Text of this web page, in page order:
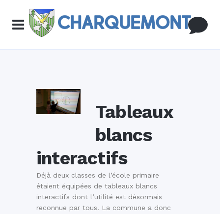
Tableaux
blancs
interactifs
Déjà deux classes de l’école primaire
étaient équipées de tableaux blancs
interactifs dont l’utilité est désormais
reconnue par tous. La commune a donc